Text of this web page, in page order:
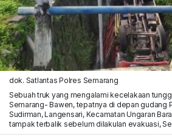
dok. Satlantas Polres Semarang
Sebuah truk yang mengalami kecelakaan
Semarang- Bawen, tepatnya di depan gudang
Sudirman, Langensari, Kecamatan Ungaran
tampak terbalik sebelum dilakulan evakuasi,